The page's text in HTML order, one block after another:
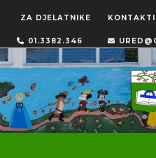
ZA DJELATNIKE KONTAKTI
01.3382.346